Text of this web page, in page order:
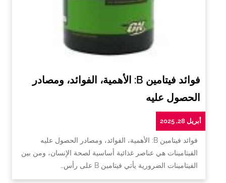
فوائد فيتامين B: الأهمية، الفوائد، ومصادر
الحصول عليه
أبريل 28, 2025
فوائد فيتامين B: الأهمية، الفوائد، ومصادر الحصول عليه
الفيتامينات هي عناصر غذائية أساسية لصحة الإنسان، ومن بين
الفيتامينات الضرورية يأتي فيتامين B على رأس…